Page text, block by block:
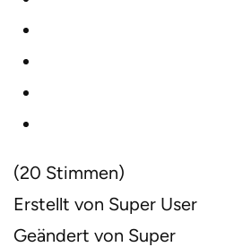
(20 Stimmen)
Erstellt von Super User
Geändert von Super